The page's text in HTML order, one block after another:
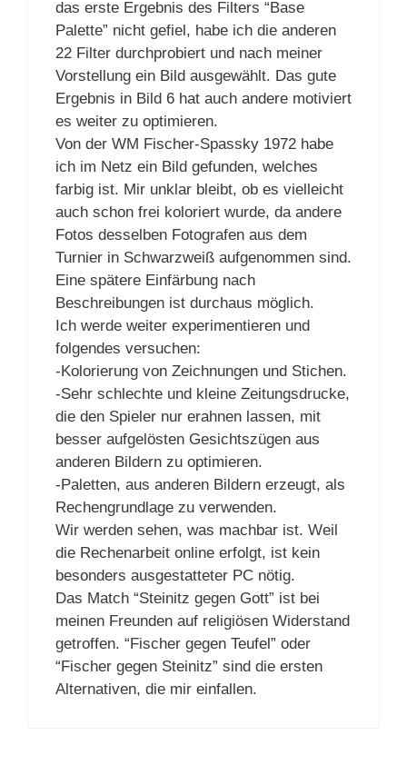
das erste Ergebnis des Filters “Base
Palette” nicht gefiel, habe ich die anderen
22 Filter durchprobiert und nach meiner
Vorstellung ein Bild ausgewählt. Das gute
Ergebnis in Bild 6 hat auch andere motiviert
es weiter zu optimieren.
Von der WM Fischer-Spassky 1972 habe
ich im Netz ein Bild gefunden, welches
farbig ist. Mir unklar bleibt, ob es vielleicht
auch schon frei koloriert wurde, da andere
Fotos desselben Fotografen aus dem
Turnier in Schwarzweiß aufgenommen sind.
Eine spätere Einfärbung nach
Beschreibungen ist durchaus möglich.
Ich werde weiter experimentieren und
folgendes versuchen:
-Kolorierung von Zeichnungen und Stichen.
-Sehr schlechte und kleine Zeitungsdrucke,
die den Spieler nur erahnen lassen, mit
besser aufgelösten Gesichtszügen aus
anderen Bildern zu optimieren.
-Paletten, aus anderen Bildern erzeugt, als
Rechengrundlage zu verwenden.
Wir werden sehen, was machbar ist. Weil
die Rechenarbeit online erfolgt, ist kein
besonders ausgestatteter PC nötig.
Das Match “Steinitz gegen Gott” ist bei
meinen Freunden auf religiösen Widerstand
getroffen. “Fischer gegen Teufel” oder
“Fischer gegen Steinitz” sind die ersten
Alternativen, die mir einfallen.